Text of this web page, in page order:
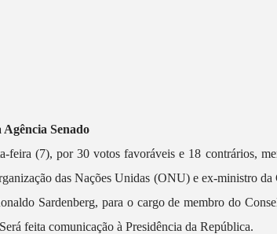
Senado
feira (7), por 30 votos favoráveis e 18 contrários,
das Nações Unidas (ONU) e ex-ministro
Sardenberg, para o cargo de membro do
feita comunicação à Presidência da República.